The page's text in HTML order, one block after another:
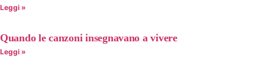
Leggi »
Quando le canzoni insegnavano a vivere
Leggi »